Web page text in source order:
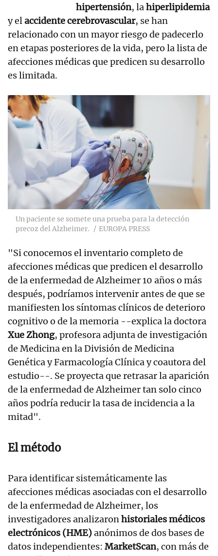
hipertensión, lahiperlipidemia
y elaccidente cerebrovascular, se han
relacionado con un mayor riesgo de padecerlo
en etapas posteriores de la vida, pero la lista de
afecciones médicas que predicen su desarrollo
es limitada.
Un paciente se somete una prueba para la detección
precoz del Alzheimer.
EUROPA PRESS
"Si conocemos el inventario completo de
afecciones médicas que predicen el desarrollo
de la enfermedad de Alzheimer 10 años o más
después, podríamos intervenir antes de que se
manifiesten los síntomas clínicos de deterioro
cognitivo o de la memoria --explica la doctora
Xue Zhong, profesora adjunta de investigación
de Medicina en la División de Medicina
Genética y Farmacología Clínica y coautora del
estudio--. Se proyecta que retrasar la aparición
de la enfermedad de Alzheimer tan solo cinco
años podría reducir la tasa de incidencia a la
mitad".
El método
Para identificar sistemáticamente las
afecciones médicas asociadas con el desarrollo
de la enfermedad de Alzheimer, los
investigadores analizaronhistoriales médicos
electrónicos (HME)anónimos de dos bases de
datos independientes: MarketScan, con más de